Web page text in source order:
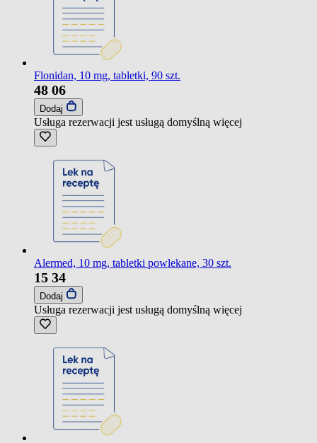
Flonidan, 10 mg, tabletki, 90 szt.
48 06
Dodaj
Usługa rezerwacji jest usługą domyślną więcej
Alermed, 10 mg, tabletki powlekane, 30 szt.
15 34
Dodaj
Usługa rezerwacji jest usługą domyślną więcej